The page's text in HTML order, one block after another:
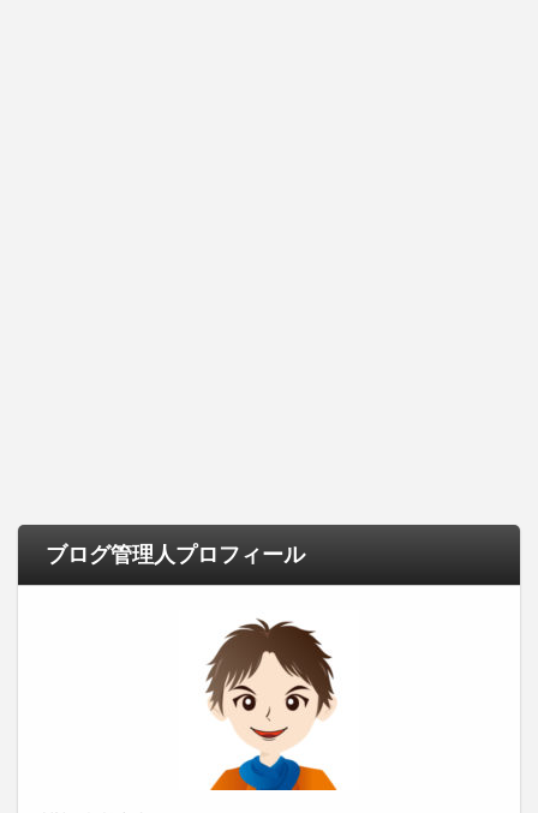
ブログ管理人プロフィール